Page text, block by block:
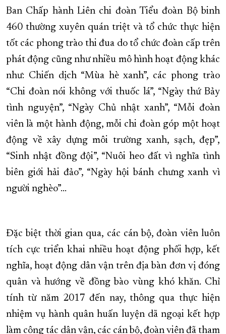
Ban Chấp hành Liên chi đoàn Tiểu đoàn Bộ binh
460 thường xuyên quán triệt và tổ chức thực hiện
tốt các phong trào thi đua do tổ chức đoàn cấp trên
phát động cũng như nhiều mô hình hoạt động khác
như: Chiến dịch “Mùa hè xanh”, các phong trào
“Chi đoàn nói không với thuốc lá”, “Ngày thứ Bảy
tình nguyện”, “Ngày Chủ nhật xanh”, “Mỗi đoàn
viên là một hành động, mỗi chi đoàn góp một hoạt
động về xây dựng môi trường xanh, sạch, đẹp”,
“Sinh nhật đồng đội”, “Nuôi heo đất vì nghĩa tình
biên giới hải đảo”, “Ngày hội bánh chưng xanh vì
người nghèo”…
Đặc biệt thời gian qua, các cán bộ, đoàn viên luôn
tích cực triển khai nhiều hoạt động phối hợp, kết
nghĩa, hoạt động dân vận trên địa bàn đơn vị đóng
quân và hướng về đồng bào vùng khó khăn. Chỉ
tính từ năm 2017 đến nay, thông qua thực hiện
nhiệm vụ hành quân huấn luyện dã ngoại kết hợp
làm công tác dân vận, các cán bộ, đoàn viên đã tham